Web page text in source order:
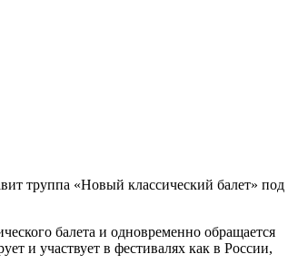
труппа «Новый классический балет» под
балета и одновременно обращается
и участвует в фестивалях как в России,